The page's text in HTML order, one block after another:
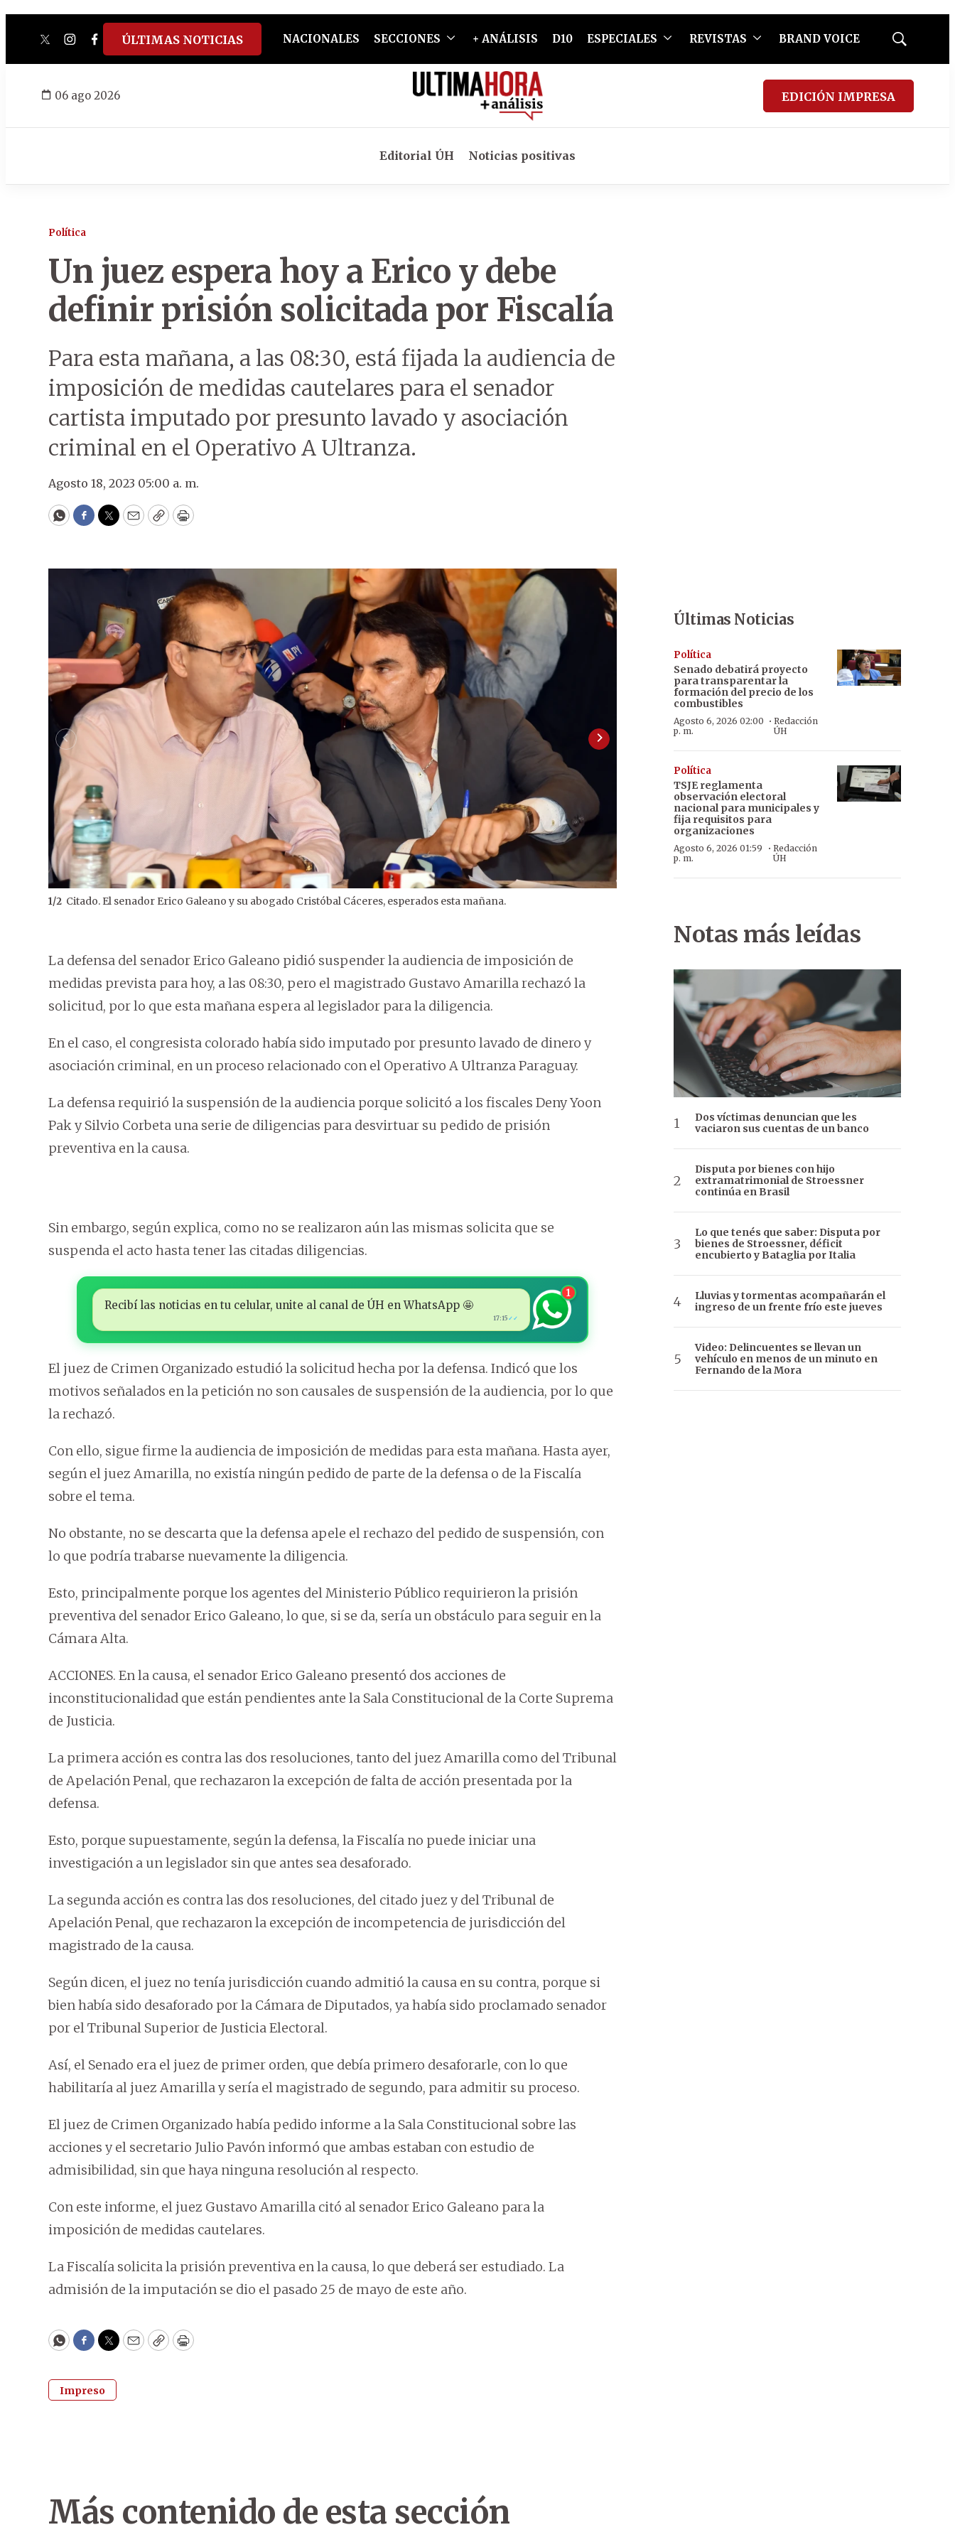
twitterinstagram
facebook
tiktokyoutube
spotify
ÚLTIMAS NOTICIAS NACIONALES SECCIONES + ANÁLISIS D10 ESPECIALES REVISTAS BRAND VOICE
Mostrar
06 ago 2026 EDICIÓN IMPRESA
Editorial ÚH Noticias positivas
Política
Un juez espera hoy a Erico y debe
definir prisión solicitada por Fiscalía
Para esta mañana, a las 08:30, está fijada la audiencia de
imposición de medidas cautelares para el senador
cartista imputado por presunto lavado y asociación
criminal en el Operativo A Ultranza.
Agosto 18, 2023 05:00 a. m.
WhatsApp
Facebook
Twitter
EmailCopyPrint
1/2 Citado. El senador Erico Galeano y su abogado Cristóbal Cáceres, esperados esta mañana.
La defensa del senador Erico Galeano pidió suspender la audiencia de imposición de
medidas prevista para hoy, a las 08:30, pero el magistrado Gustavo Amarilla rechazó la
solicitud, por lo que esta mañana espera al legislador para la diligencia.
En el caso, el congresista colorado había sido imputado por presunto lavado de dinero y
asociación criminal, en un proceso relacionado con el Operativo A Ultranza Paraguay.
La defensa requirió la suspensión de la audiencia porque solicitó a los fiscales Deny Yoon
Pak y Silvio Corbeta una serie de diligencias para desvirtuar su pedido de prisión
preventiva en la causa.
Sin embargo, según explica, como no se realizaron aún las mismas solicita que se
suspenda el acto hasta tener las citadas diligencias.
Recibí las noticias en tu celular, unite al canal de ÚH en WhatsApp 🤩
17:15 ✓✓
1
El juez de Crimen Organizado estudió la solicitud hecha por la defensa. Indicó que los
motivos señalados en la petición no son causales de suspensión de la audiencia, por lo que
la rechazó.
Con ello, sigue firme la audiencia de imposición de medidas para esta mañana. Hasta ayer,
según el juez Amarilla, no existía ningún pedido de parte de la defensa o de la Fiscalía
sobre el tema.
No obstante, no se descarta que la defensa apele el rechazo del pedido de suspensión, con
lo que podría trabarse nuevamente la diligencia.
Esto, principalmente porque los agentes del Ministerio Público requirieron la prisión
preventiva del senador Erico Galeano, lo que, si se da, sería un obstáculo para seguir en la
Cámara Alta.
ACCIONES. En la causa, el senador Erico Galeano presentó dos acciones de
inconstitucionalidad que están pendientes ante la Sala Constitucional de la Corte Suprema
de Justicia.
La primera acción es contra las dos resoluciones, tanto del juez Amarilla como del Tribunal
de Apelación Penal, que rechazaron la excepción de falta de acción presentada por la
defensa.
Esto, porque supuestamente, según la defensa, la Fiscalía no puede iniciar una
investigación a un legislador sin que antes sea desaforado.
La segunda acción es contra las dos resoluciones, del citado juez y del Tribunal de
Apelación Penal, que rechazaron la excepción de incompetencia de jurisdicción del
magistrado de la causa.
Según dicen, el juez no tenía jurisdicción cuando admitió la causa en su contra, porque si
bien había sido desaforado por la Cámara de Diputados, ya había sido proclamado senador
por el Tribunal Superior de Justicia Electoral.
Así, el Senado era el juez de primer orden, que debía primero desaforarle, con lo que
habilitaría al juez Amarilla y sería el magistrado de segundo, para admitir su proceso.
El juez de Crimen Organizado había pedido informe a la Sala Constitucional sobre las
acciones y el secretario Julio Pavón informó que ambas estaban con estudio de
admisibilidad, sin que haya ninguna resolución al respecto.
Con este informe, el juez Gustavo Amarilla citó al senador Erico Galeano para la
imposición de medidas cautelares.
La Fiscalía solicita la prisión preventiva en la causa, lo que deberá ser estudiado. La
admisión de la imputación se dio el pasado 25 de mayo de este año.
WhatsApp
Facebook
Twitter
EmailCopyPrint
Impreso
Últimas Noticias
Política
Senado debatirá proyecto
para transparentar la
formación del precio de los
combustibles
Agosto 6, 2026 02:00
p. m.
· Redacción
ÚH
Política
TSJE reglamenta
observación electoral
nacional para municipales y
fija requisitos para
organizaciones
Agosto 6, 2026 01:59
p. m.
· Redacción
ÚH
Notas más leídas
Dos víctimas denuncian que les
vaciaron sus cuentas de un banco
Disputa por bienes con hijo
extramatrimonial de Stroessner
continúa en Brasil
Lo que tenés que saber: Disputa por
bienes de Stroessner, déficit
encubierto y Bataglia por Italia
Lluvias y tormentas acompañarán el
ingreso de un frente frío este jueves
Video: Delincuentes se llevan un
vehículo en menos de un minuto en
Fernando de la Mora
Más contenido de esta sección